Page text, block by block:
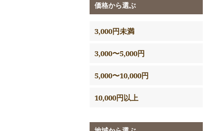
価格から選ぶ
3,000円未満
3,000〜5,000円
5,000〜10,000円
10,000円以上